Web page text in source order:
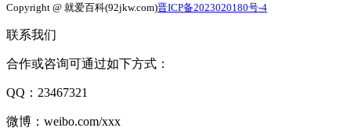
Copyright @ 就爱百科(92jkw.com)晋ICP备2023020180号-4
联系我们
合作或咨询可通过如下方式：
QQ：23467321
微博：weibo.com/xxx